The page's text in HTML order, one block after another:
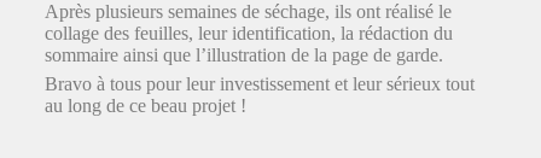
Après plusieurs semaines de séchage, ils ont réalisé le
collage des feuilles, leur identification, la rédaction du
sommaire ainsi que l’illustration de la page de garde.
Bravo à tous pour leur investissement et leur sérieux tout
au long de ce beau projet !